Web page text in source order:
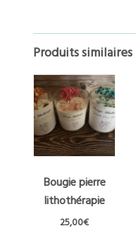
Produits similaires
Bougie pierre
lithothérapie
25,00€